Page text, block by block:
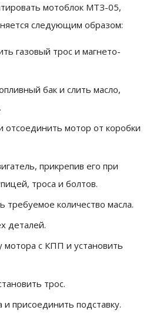
мотоблок МТЗ-05,
следующим образом:
газовый трос и магнето-
бак и слить масло,
отсоединить мотор от коробки
прикрепив его при
троса и болтов.
требуемое количество масла.
деталей.
мотора с КПП и установить
трос.
присоединить подставку.